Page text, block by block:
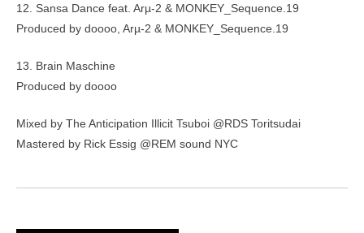
12. Sansa Dance feat. Arµ-2 & MONKEY_Sequence.19
Produced by doooo, Arµ-2 & MONKEY_Sequence.19
13. Brain Maschine
Produced by doooo
Mixed by The Anticipation Illicit Tsuboi @RDS Toritsudai
Mastered by Rick Essig @REM sound NYC